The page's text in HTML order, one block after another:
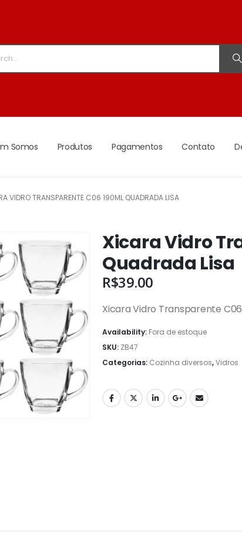
Somos Produtos Pagamentos Contato
VIDRO TRANSPARENTE C06 190ML QUADRADA LISA
Xicara Vidro
Quadrada Lisa
R$39.00
Xicara Vidro Transparente
Availability: Fora de estoque
SKU: ZB47
Categorias: Cozinha diversos,Vidros